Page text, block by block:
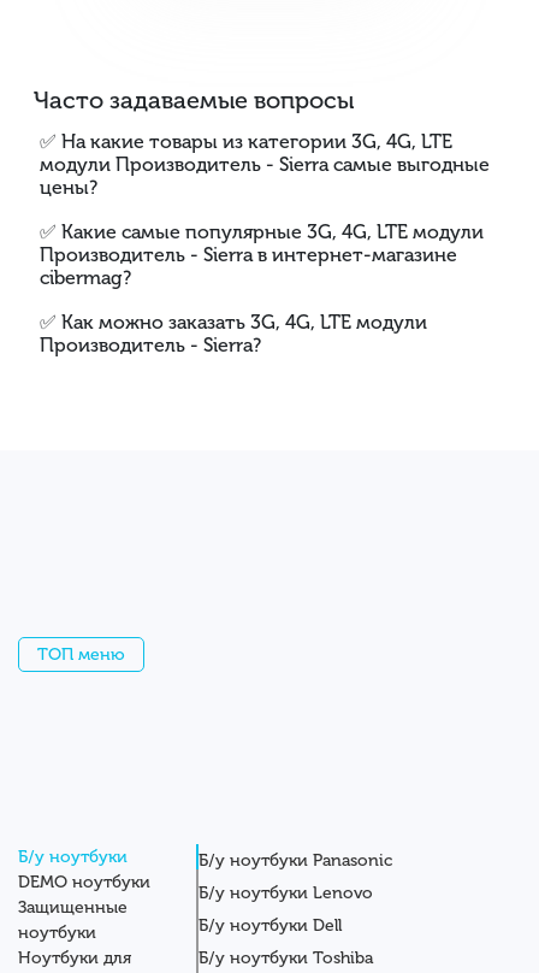
Часто задаваемые вопросы
✅ На какие товары из категории 3G, 4G, LTE
модули Производитель - Sierra самые выгодные
цены?
✅ Какие самые популярные 3G, 4G, LTE модули
Производитель - Sierra в интернет-магазине
cibermag?
✅ Как можно заказать 3G, 4G, LTE модули
Производитель - Sierra?
ТОП меню
Б/у ноутбуки
DEMO ноутбуки
Защищенные
ноутбуки
Ноутбуки для
Б/у ноутбуки Panasonic
Б/у ноутбуки Lenovo
Б/у ноутбуки Dell
Б/у ноутбуки Toshiba